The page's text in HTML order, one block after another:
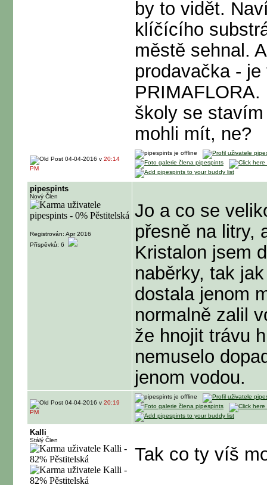
by to vidět.
klíčícího
městě sehnal.
prodavačka -
školy se
mohli mít, ne?
04-04-2016 v 20:14
PM
pipespints
Nový Člen
Registrován: Apr 2016
Příspěvků: 6
Jo a co se
přesně na litry,
Kristalon jsem
naběrky, tak
dostala jenom
normalně zalil
že hnojit trávu
nemuselo
jenom vodou.
04-04-2016 v 20:19
PM
Kalli
Stálý Člen
Tak co ty víš